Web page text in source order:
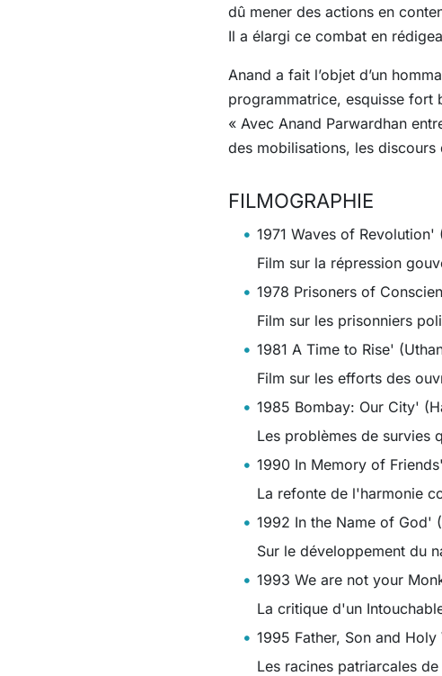
dû mener des actions en
Il a élargi ce combat en
Anand a fait l’objet d’un
programmatrice, esquisse fort
« Avec Anand Parwardhan
des mobilisations, les
FILMOGRAPHIE
1971 Waves of Revolution'
Film sur la répression
1978 Prisoners of
Film sur les prisonniers
1981 A Time to Rise'
Film sur les efforts des
1985 Bombay: Our City'
Les problèmes de survies
1990 In Memory of
La refonte de l'harmonie
1992 In the Name of God'
Sur le développement du
1993 We are not your
La critique d'un
1995 Father, Son and
Les racines patriarcales